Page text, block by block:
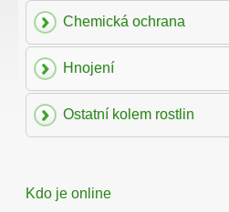
Chemická ochrana
Hnojení
Ostatní kolem rostlin
Kdo je online